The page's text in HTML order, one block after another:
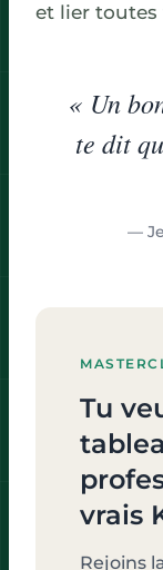
et lier toutes
« Un
te dit
—
Tu
vrais
Rejoins